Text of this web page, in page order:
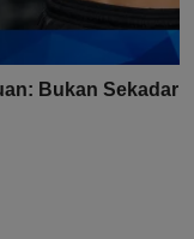
Bukan Sekadar